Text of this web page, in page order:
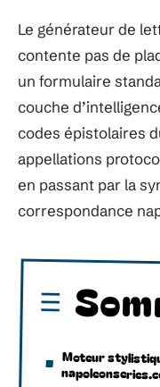
Le générateur de
contente pas de
un formulaire
couche
codes épistolaires
appellations
en passant par la
correspondance
Moteur